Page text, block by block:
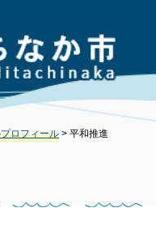
ロフィール > 平和推進